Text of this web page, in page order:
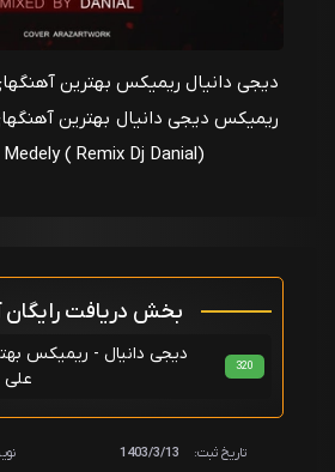
دیجی دانیال ریمیکس بهترین
ریمیکس دیجی دانیال بهترین
( Remix Dj Danial)
بخش دریافت
دیجی دانیال - ریمیکس
علی
320
تاریخ ثبت: 1403/3/13